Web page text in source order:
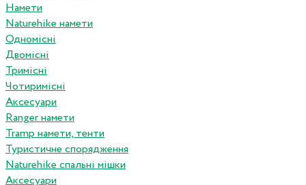
Намети
Naturehike намети
Одномісні
Двомісні
Тримісні
Чотиримісні
Аксесуари
Ranger намети
Tramp намети, тенти
Туристичне спорядження
Naturehike спальні мішки
Аксесуари